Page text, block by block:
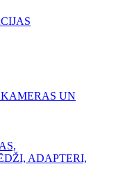
UN
ADAPTERI,